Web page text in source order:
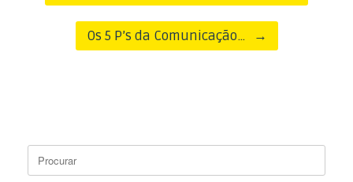
Os 5 P’s da Comunicação… →